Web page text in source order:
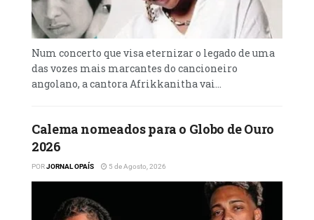
Num concerto que visa eternizar o legado de uma
das vozes mais marcantes do cancioneiro
angolano, a cantora Afrikkanitha vai...
Calema nomeados para o Globo de Ouro
2026
PORJORNAL OPAÍS 5 de Agosto, 2026